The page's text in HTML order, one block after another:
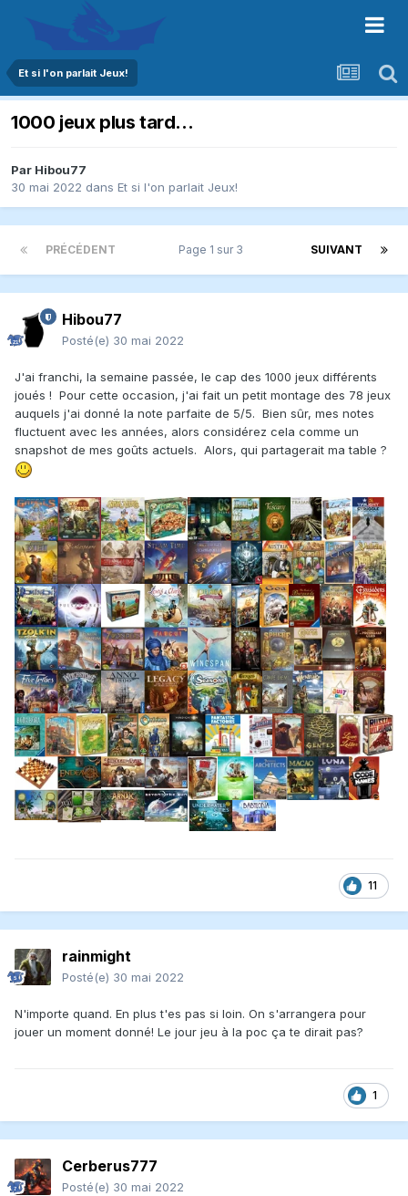
Et si l'on parlait Jeux!
1000 jeux plus tard...
Par Hibou77
30 mai 2022 dans Et si l'on parlait Jeux!
PRÉCÉDENT SUIVANT
Page 1 sur 3
Hibou77
Posté(e) 30 mai 2022
J'ai franchi, la semaine passée, le cap des 1000 jeux différents
joués ! Pour cette occasion, j'ai fait un petit montage des 78 jeux
auquels j'ai donné la note parfaite de 5/5. Bien sûr, mes notes
fluctuent avec les années, alors considérez cela comme un
snapshot de mes goûts actuels. Alors, qui partagerait ma table ?
11
rainmight
Posté(e) 30 mai 2022
N'importe quand. En plus t'es pas si loin. On s'arrangera pour
jouer un moment donné! Le jour jeu à la poc ça te dirait pas?
1
Cerberus777
Posté(e) 30 mai 2022